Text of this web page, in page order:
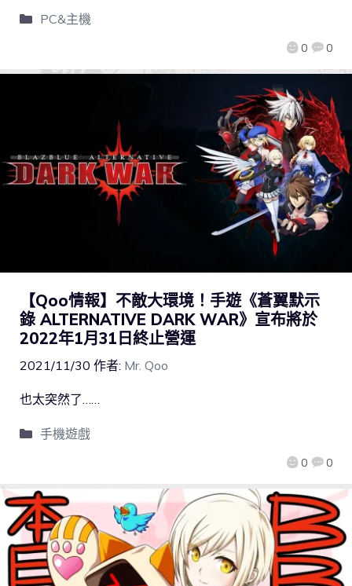
0 0
PC&主機
【Qoo情報】不敵大環境！手遊《蒼翼默示
錄 ALTERNATIVE DARK WAR》宣布將於
2022年1月31日終止營運
2021/11/30 作者: Mr. Qoo
0 0
也太突然了……
手機遊戲